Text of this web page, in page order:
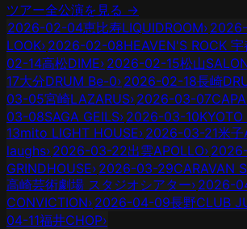
ツアー全公演を見る →
2026-02-04恵比寿LIQUIDROOM›
LOOK› 2026-02-08HEAVEN'S ROCK
02-14高松DIME› 2026-02-15松山
17大分DRUM Be-0› 2026-02-18長崎
03-05宮崎LAZARUS› 2026-03-07
03-08SAGA GEILS› 2026-03-10
13mito LIGHT HOUSE› 2026-03-21米
laughs› 2026-03-22出雲APOLLO›
GRINDHOUSE› 2026-03-29CARAVAN
高崎芸術劇場 スタジオシアター› 2026-
CONVICTION› 2026-04-09長野CLUB
04-11福井CHOP›